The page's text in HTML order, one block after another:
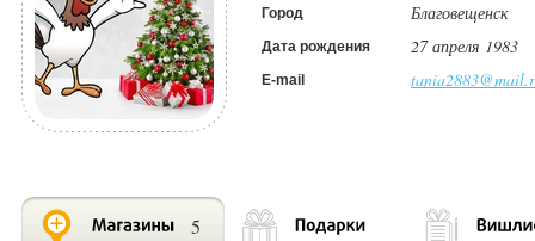
Город Благовещенск
Дата рождения 27 апреля 1983
E-mail
5